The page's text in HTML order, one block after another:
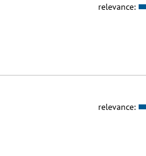
relevance:
relevance: